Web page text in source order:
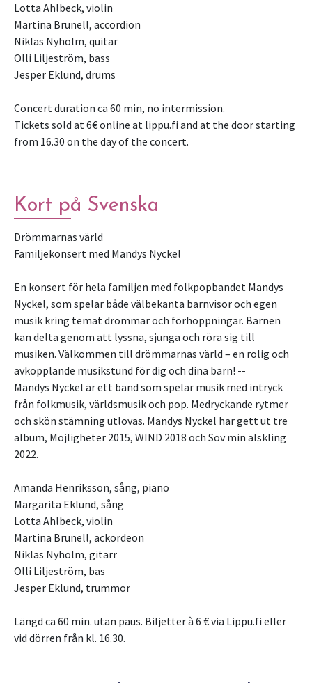
Lotta Ahlbeck, violin
Martina Brunell, accordion
Niklas Nyholm, quitar
Olli Liljeström, bass
Jesper Eklund, drums
Concert duration ca 60 min, no intermission.
Tickets sold at 6€ online at lippu.fi and at the door starting
from 16.30 on the day of the concert.
Kort på Svenska
Drömmarnas värld
Familjekonsert med Mandys Nyckel
En konsert för hela familjen med folkpopbandet Mandys
Nyckel, som spelar både välbekanta barnvisor och egen
musik kring temat drömmar och förhoppningar. Barnen
kan delta genom att lyssna, sjunga och röra sig till
musiken. Välkommen till drömmarnas värld – en rolig och
avkopplande musikstund för dig och dina barn! --
Mandys Nyckel är ett band som spelar musik med intryck
från folkmusik, världsmusik och pop. Medryckande rytmer
och skön stämning utlovas. Mandys Nyckel har gett ut tre
album, Möjligheter 2015, WIND 2018 och Sov min älskling
2022.
Amanda Henriksson, sång, piano
Margarita Eklund, sång
Lotta Ahlbeck, violin
Martina Brunell, ackordeon
Niklas Nyholm, gitarr
Olli Liljeström, bas
Jesper Eklund, trummor
Längd ca 60 min. utan paus. Biljetter à 6 € via Lippu.fi eller
vid dörren från kl. 16.30.